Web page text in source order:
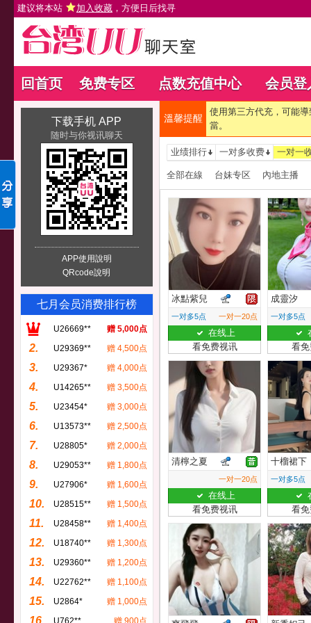
建议将本站 加入收藏 ，方便日后找寻
回首页 免费专区 点数充值中心 会员登
下载手机 APP
随时与你视讯聊天
APP使用說明
QRcode說明
七月会员消费排行榜
U26669** 赠 5,000点
2. U29369** 赠 4,500点
3. U29367* 赠 4,000点
4. U14265** 赠 3,500点
5. U23454* 赠 3,000点
6. U13573** 赠 2,500点
7. U28805* 赠 2,000点
8. U29053** 赠 1,800点
9. U27906* 赠 1,600点
10. U28515** 赠 1,500点
11. U28458** 赠 1,400点
12. U18740** 赠 1,300点
13. U29360** 赠 1,200点
14. U22762** 赠 1,100点
15. U2864* 赠 1,000点
16. U762** 赠 900点
溫馨提醒
使用第三方代充，可能
當。
业绩排行 一对多收费 一对一
全部在線 台妹专区 內地主播
冰點紫兒
一对多5点 一对一20点
在线上
看免费视讯
成靈汐
一对多5点
看
清檸之夏
一对一20点
在线上
看免费视讯
十榴裙下
一对多5点
看